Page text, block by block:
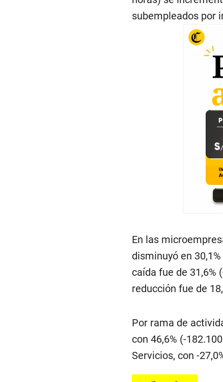
subempleados por
En las
disminuyó en
caída fue de 31,6%
reducción fue de
Por rama de
con 46,6% (-
Servicios, con -